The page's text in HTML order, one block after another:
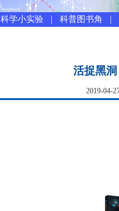
科学小实验 科普图书角
活捉黑
2019-04-